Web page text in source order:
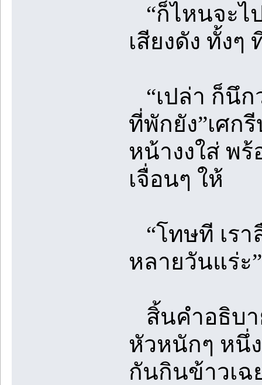
“ก็ไหนจะไ
เสียงดัง ทั้ง
“เปล่า ก็นึก
ที่พักยัง”เศก
หน้างงใส่ พ
เจื่อนๆ ให้
“โทษที เรา
หลายวันแร่ะ”
สิ้นคำอธิบา
หัวหนักๆ หนึ่
กันกินข้าวเฉ